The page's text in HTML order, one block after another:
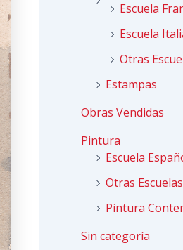
Escuela
Escuela
Otras
Estampas
Obras Vendidas
Pintura
Escuela
Otras Escuelas
Pintura
Sin categoría